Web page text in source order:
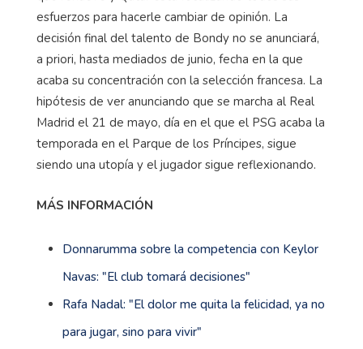
Estado en Francia.Emmanuel Macron, presidente
de la República, sigue presionando al delantero para
que renueve y Qatar está focalizando todos sus
esfuerzos para hacerle cambiar de opinión. La
decisión final del talento de Bondy no se anunciará,
a priori, hasta mediados de junio, fecha en la que
acaba su concentración con la selección francesa. La
hipótesis de ver anunciando que se marcha al Real
temporada en el Parque de los Príncipes, sigue
MÁS INFORMACIÓN